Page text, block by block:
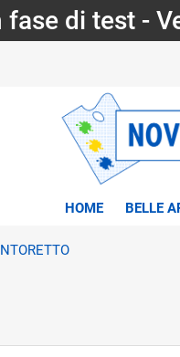
fase di test -
HOME BELLE
filtri disponibili.